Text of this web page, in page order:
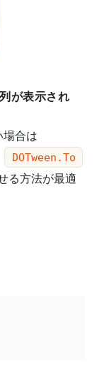
が表示され
合は
DOTween.To
る方法が最適